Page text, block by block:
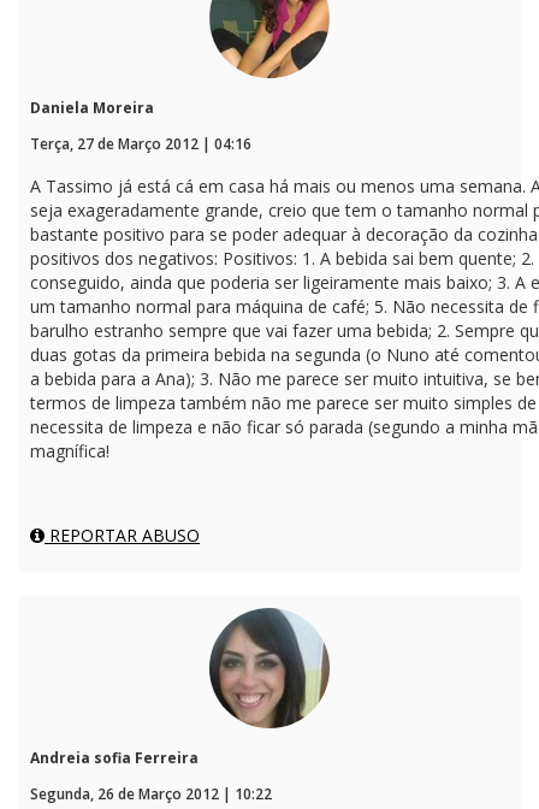
Daniela Moreira
Terça, 27 de Março 2012 | 04:16
A Tassimo já está cá em casa há mais ou menos uma
seja exageradamente grande, creio que tem o tamanho
bastante positivo para se poder adequar à decoração da
positivos dos negativos: Positivos: 1. A bebida sai bem quente;
conseguido, ainda que poderia ser ligeiramente mais baixo; 3.
um tamanho normal para máquina de café; 5. Não necessita
barulho estranho sempre que vai fazer uma bebida; 2. Sempre
duas gotas da primeira bebida na segunda (o Nuno até
a bebida para a Ana); 3. Não me parece ser muito intuitiva, se
termos de limpeza também não me parece ser muito simples
necessita de limpeza e não ficar só parada (segundo a minha
magnífica!
REPORTAR ABUSO
Andreia sofia Ferreira
Segunda, 26 de Março 2012 | 10:22